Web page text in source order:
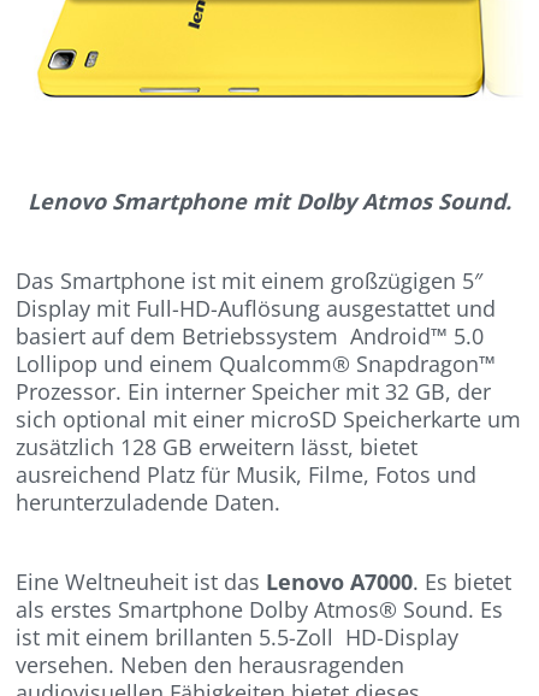
Lenovo Smartphone mit Dolby Atmos Sound.
Das Smartphone ist mit einem großzügigen 5″
Display mit Full-HD-Auflösung ausgestattet und
basiert auf dem Betriebssystem Android™ 5.0
Lollipop und einem Qualcomm® Snapdragon™
Prozessor. Ein interner Speicher mit 32 GB, der
sich optional mit einer microSD Speicherkarte um
zusätzlich 128 GB erweitern lässt, bietet
ausreichend Platz für Musik, Filme, Fotos und
herunterzuladende Daten.
Eine Weltneuheit ist das Lenovo A7000. Es bietet
als erstes Smartphone Dolby Atmos® Sound. Es
ist mit einem brillanten 5.5-Zoll HD-Display
versehen. Neben den herausragenden